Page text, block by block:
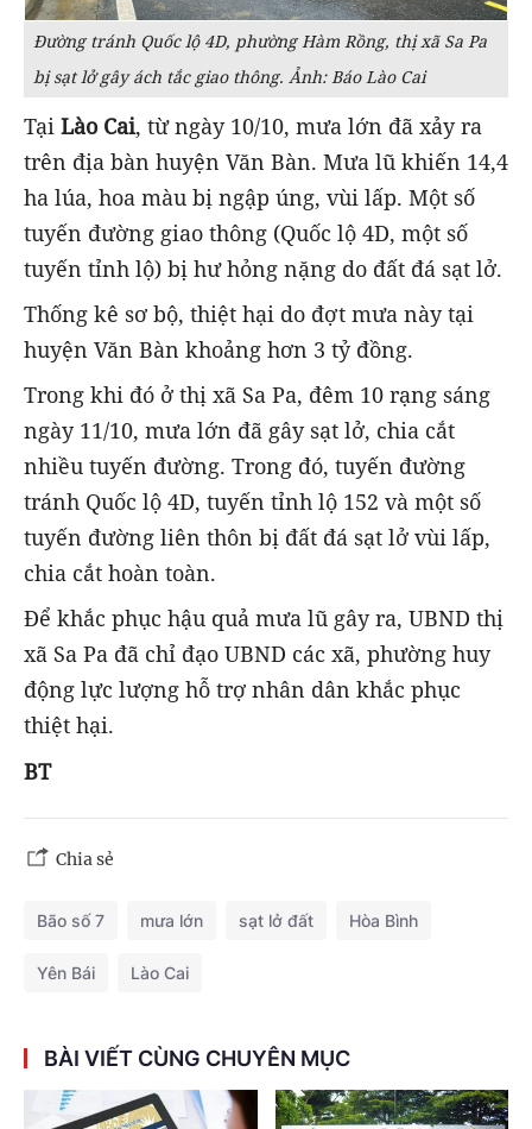
Đường tránh Quốc lộ 4D, phường Hàm Rồng, thị xã Sa Pa
bị sạt lở gây ách tắc giao thông. Ảnh: Báo Lào Cai
Tại Lào Cai, từ ngày 10/10, mưa lớn đã xảy ra
trên địa bàn huyện Văn Bàn. Mưa lũ khiến 14,4
ha lúa, hoa màu bị ngập úng, vùi lấp. Một số
tuyến đường giao thông (Quốc lộ 4D, một số
tuyến tỉnh lộ) bị hư hỏng nặng do đất đá sạt lở.
Thống kê sơ bộ, thiệt hại do đợt mưa này tại
huyện Văn Bàn khoảng hơn 3 tỷ đồng.
Trong khi đó ở thị xã Sa Pa, đêm 10 rạng sáng
ngày 11/10, mưa lớn đã gây sạt lở, chia cắt
nhiều tuyến đường. Trong đó, tuyến đường
tránh Quốc lộ 4D, tuyến tỉnh lộ 152 và một số
tuyến đường liên thôn bị đất đá sạt lở vùi lấp,
chia cắt hoàn toàn.
Để khắc phục hậu quả mưa lũ gây ra, UBND thị
xã Sa Pa đã chỉ đạo UBND các xã, phường huy
động lực lượng hỗ trợ nhân dân khắc phục
thiệt hại.
BT
Chia sẻ
Bão số 7 mưa lớn sạt lở đất Hòa Bình
Yên Bái Lào Cai
BÀI VIẾT CÙNG CHUYÊN MỤC